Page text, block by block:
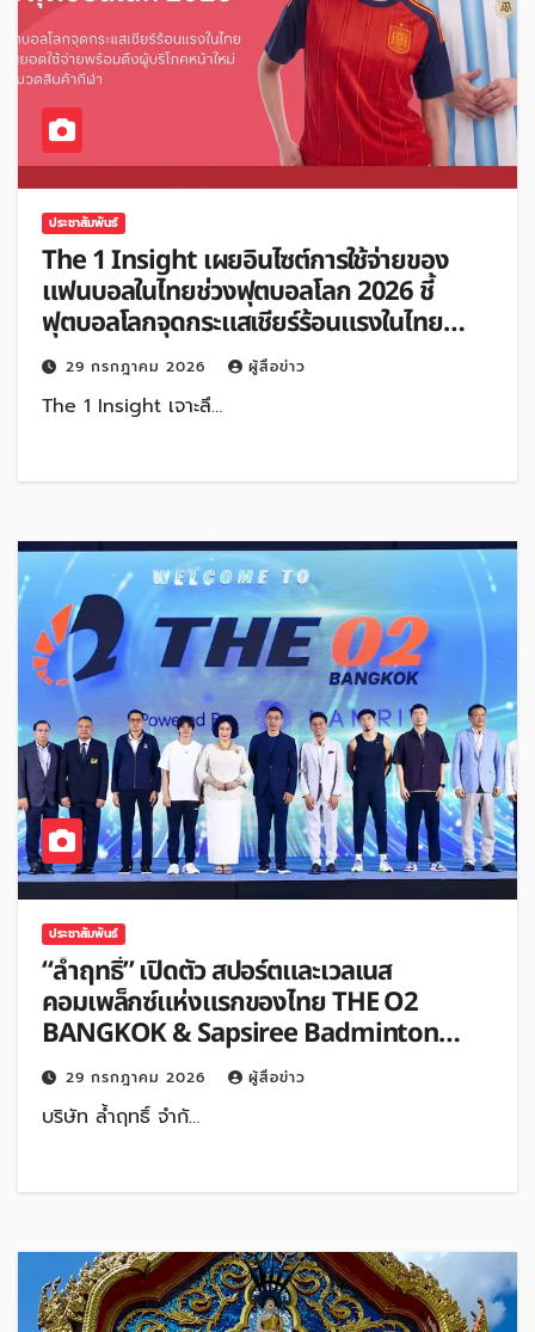
ประชาสัมพันธ์
The 1 Insight เผยอินไซต์การใช้จ่ายของ
แฟนบอลในไทยช่วงฟุตบอลโลก 2026 ชี้
ฟุตบอลโลกจุดกระแสเชียร์ร้อนแรงในไทย
กระตุ้นยอดใช้จ่ายพร้อมดึงผู้บริโภคหน้าใหม่
เข้าสู่หมวดสินค้ากีฬา
29 กรกฎาคม 2026 ผู้สื่อข่าว
The 1 Insight เจาะลึ…
ประชาสัมพันธ์
“ล้ำฤทธิ์” เปิดตัว สปอร์ตและเวลเนส
คอมเพล็กซ์แห่งแรกของไทย THE O2
BANGKOK & Sapsiree Badminton
Academy ปักหมุดศูนย์กลางสุขภาพและการ
ฟื้นฟูครบวงจร รับเมกะเทรนด์ Wellness
Economy
29 กรกฎาคม 2026 ผู้สื่อข่าว
บริษัท ล้ำฤทธิ์ จำกั…